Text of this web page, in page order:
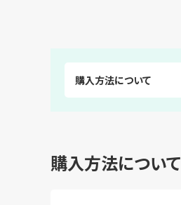
購入方法について
購入方法について